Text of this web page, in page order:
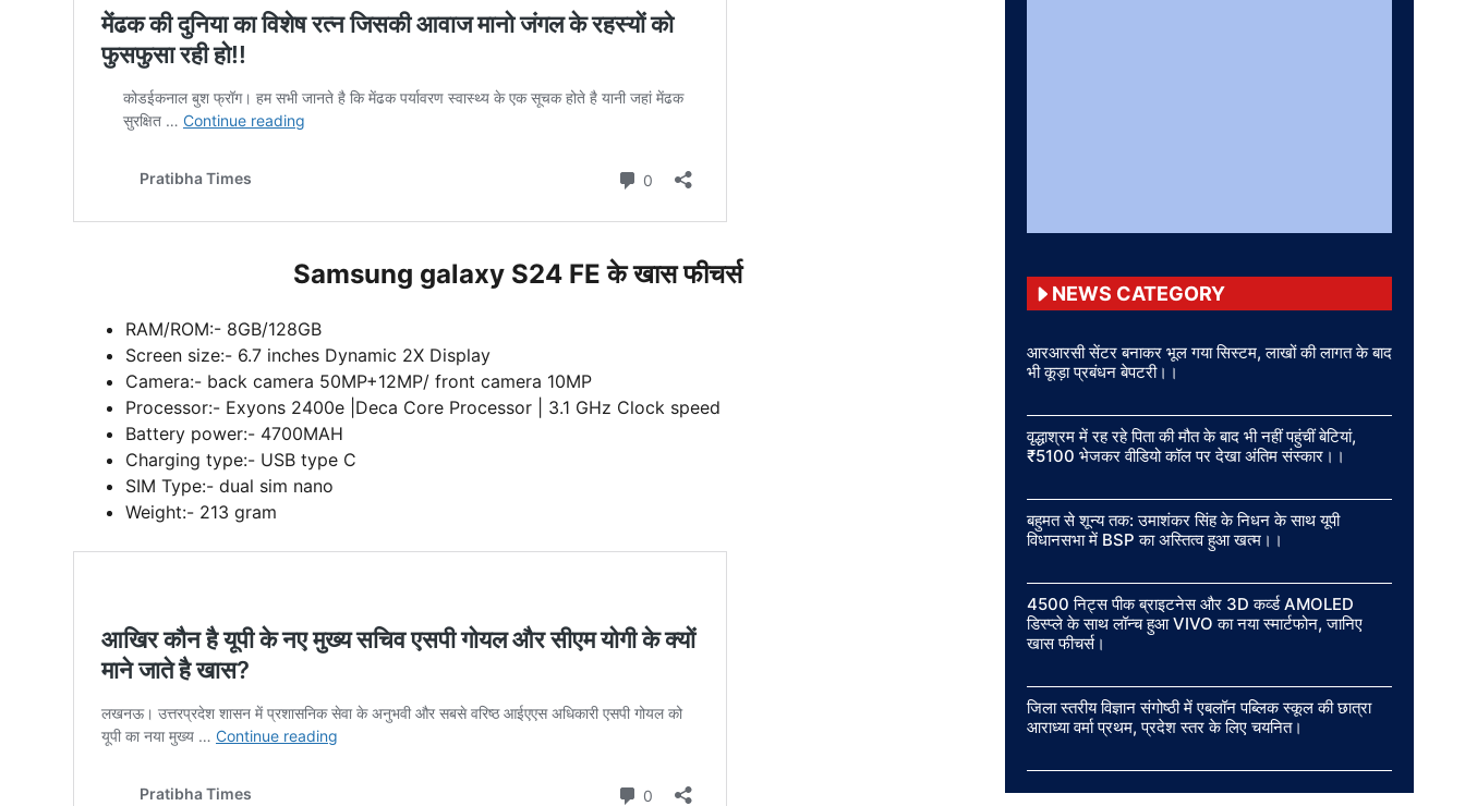
Samsung galaxy S24 FE के खास फीचर्स
RAM/ROM:- 8GB/128GB
Screen size:- 6.7 inches Dynamic 2X Display
Camera:- back camera 50MP+12MP/ front camera 10MP
Processor:- Exyons 2400e |Deca Core Processor | 3.1 GHz Clock speed
Battery power:- 4700MAH
Charging type:- USB type C
SIM Type:- dual sim nano
Weight:- 213 gram
NEWS CATEGORY
आरआरसी सेंटर बनाकर भूल गया सिस्टम, लाखों की लागत के बाद
भी कूड़ा प्रबंधन बेपटरी।।
वृद्धाश्रम में रह रहे पिता की मौत के बाद भी नहीं पहुंचीं बेटियां,
₹5100 भेजकर वीडियो कॉल पर देखा अंतिम संस्कार।।
बहुमत से शून्य तक: उमाशंकर सिंह के निधन के साथ यूपी
विधानसभा में BSP का अस्तित्व हुआ खत्म।।
4500 निट्स पीक ब्राइटनेस और 3D कर्व्ड AMOLED
डिस्प्ले के साथ लॉन्च हुआ VIVO का नया स्मार्टफोन, जानिए
खास फीचर्स।
जिला स्तरीय विज्ञान संगोष्ठी में एबलॉन पब्लिक स्कूल की छात्रा
आराध्या वर्मा प्रथम, प्रदेश स्तर के लिए चयनित।